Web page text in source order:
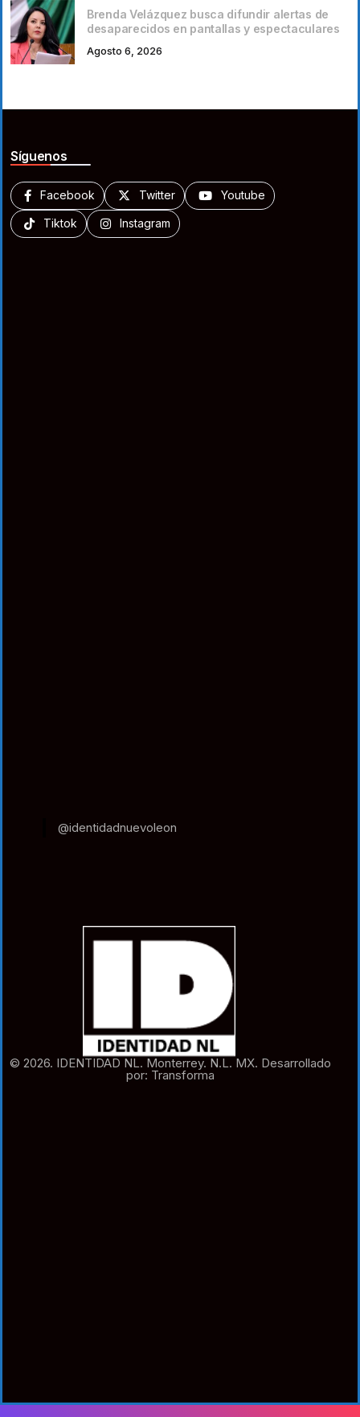
Brenda Velázquez busca difundir alertas de
desaparecidos en pantallas y espectaculares
Agosto 6, 2026
Síguenos
Facebook Twitter Youtube
Tiktok Instagram
@identidadnuevoleon
© 2026. IDENTIDAD NL. Monterrey. N.L. MX. Desarrollado
por: Transforma